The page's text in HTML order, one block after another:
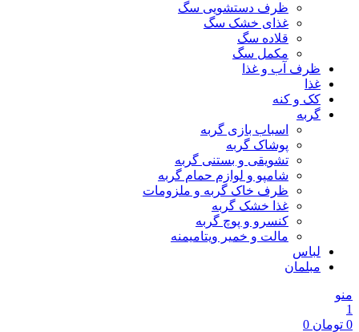
ظرف دستشویی سگ
غذای خشک سگ
قلاده سگ
مکمل سگ
ظرف آب و غذا
غذا
کک و کنه
گربه
اسباب بازی گربه
پوشاک گربه
تشویقی و بستنی گربه
شامپو و لوازم حمام گربه
ظرف خاک گربه و ملزومات
غذا خشک گربه
کنسرو و پوچ گربه
مالت و خمیر ویتامیمنه
لباس
مبلمان
منو
1
0 تومان